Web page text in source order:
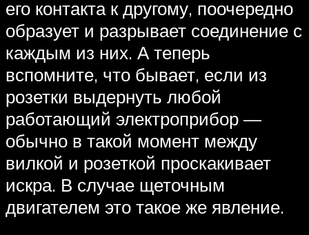
его контакта к другому, поочередно
образует и разрывает соединение с
каждым из них. А теперь
вспомните, что бывает, если из
розетки выдернуть любой
работающий электроприбор —
обычно в такой момент между
вилкой и розеткой проскакивает
искра. В случае щеточным
двигателем это такое же явление.